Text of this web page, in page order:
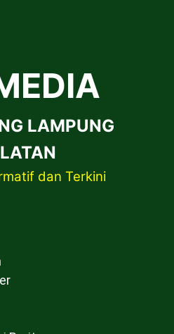
LAMPUNG
dan Terkini